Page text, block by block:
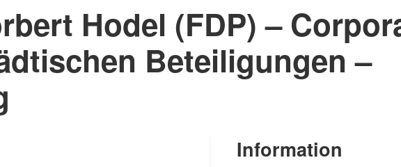
Hodel (FDP) –
Beteiligungen –
Information